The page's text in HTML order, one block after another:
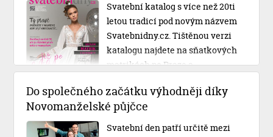
Svatební katalog s více než 20ti
letou tradicí pod novým názvem
Svatebnidny.cz. Tištěnou verzi
katalogu najdete na sňatkových
matrikách po Praze a
Do společného začátku výhodněji díky
Novomanželské půjčce
Svatební den patří určitě mezi